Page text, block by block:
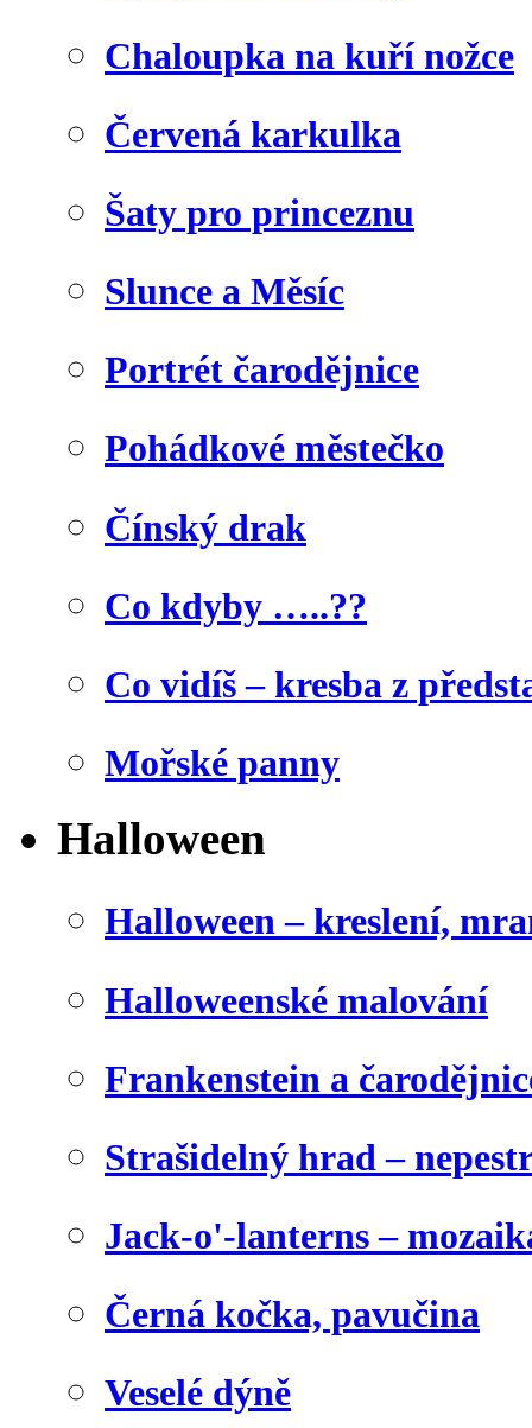
Chaloupka na kuří nožce
Červená karkulka
Šaty pro princeznu
Slunce a Měsíc
Portrét čarodějnice
Pohádkové městečko
Čínský drak
Co kdyby …..??
Co vidíš – kresba z
Mořské panny
Halloween
Halloween – kreslení,
Halloweenské malování
Frankenstein a
Strašidelný hrad –
Jack-o'-lanterns –
Černá kočka, pavučina
Veselé dýně